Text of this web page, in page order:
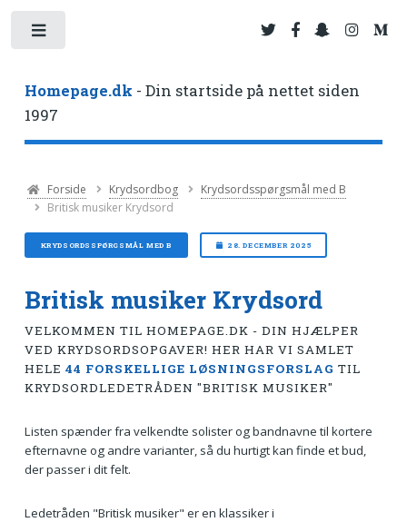
Homepage.dk - Din startside på nettet siden
1997
Forside Krydsordbog
Krydsordsspørgsmål med B
Britisk musiker Krydsord
KRYDSORDSSPØRGSMÅL MED B 28. DECEMBER 2025
Britisk musiker Krydsord
VELKOMMEN TIL HOMEPAGE.DK - DIN HJÆLPER
VED KRYDSORDSOPGAVER! HER HAR VI SAMLET
HELE 44 FORSKELLIGE LØSNINGSFORSLAG TIL
KRYDSORDLEDETRÅDEN "BRITISK MUSIKER"
Listen spænder fra velkendte solister og bandnavne til kortere
efternavne og andre varianter, så du hurtigt kan finde et bud,
der passer i dit felt.
Ledetråden "Britisk musiker" er en klassiker i